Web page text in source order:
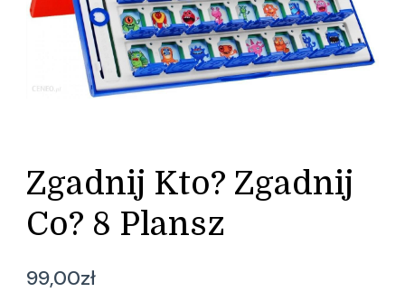
Zgadnij Kto? Zgadnij
Co? 8 Plansz
99,00zł